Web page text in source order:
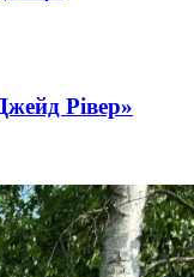
Рівер»